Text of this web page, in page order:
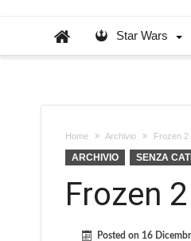
Star Wars
Home Archivio Frozen 2
ARCHIVIO SENZA
Frozen
Posted on 16